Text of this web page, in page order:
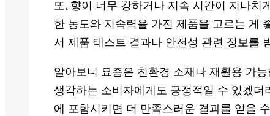
또, 향이 너무 강하거나 지속 시간이 지나치
한 농도와 지속력을 가진 제품을 고르는 게
서 제품 테스트 결과나 안전성 관련 정보를
알아보니 요즘은 친환경 소재나 재활용 가
생각하는 소비자에게도 긍정적일 수 있겠
에 포함시키면 더 만족스러운 결과를 얻을